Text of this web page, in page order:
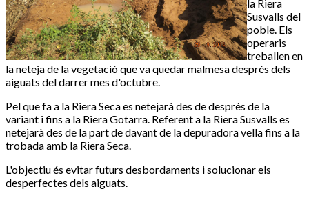
la Riera
Susvalls del
poble. Els
operaris
treballen en
la neteja de la vegetació que va quedar malmesa després dels
aiguats del darrer mes d'octubre.
Pel que fa a la Riera Seca es netejarà des de després de la
variant i fins a la Riera Gotarra. Referent a la Riera Susvalls es
netejarà des de la part de davant de la depuradora vella fins a la
trobada amb la Riera Seca.
L'objectiu és evitar futurs desbordaments i solucionar els
desperfectes dels aiguats.